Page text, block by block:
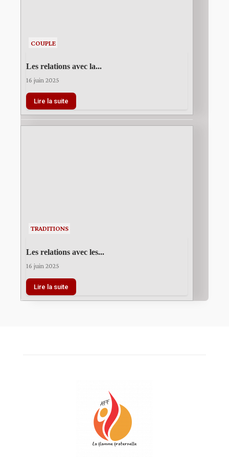
COUPLE
Les relations avec la...
16 juin 2025
Lire la suite
TRADITIONS
Les relations avec les...
16 juin 2025
Lire la suite